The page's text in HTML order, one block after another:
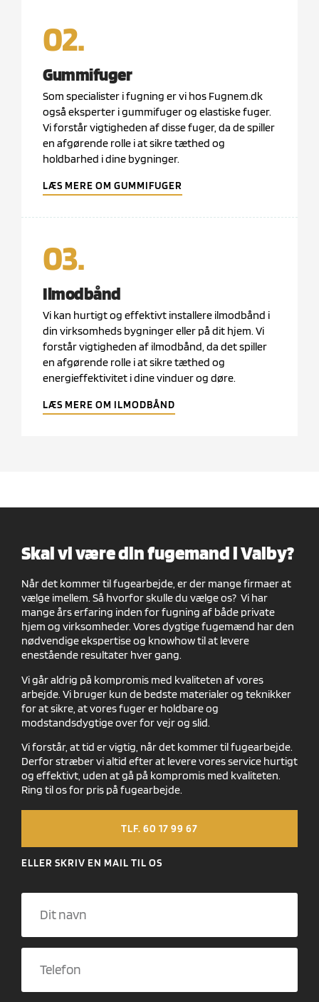
02.
Gummifuger
Som specialister i fugning er vi hos Fugnem.dk
også eksperter i gummifuger og elastiske fuger.
Vi forstår vigtigheden af disse fuger, da de spiller
en afgørende rolle i at sikre tæthed og
holdbarhed i dine bygninger.
LÆS MERE OM GUMMIFUGER
03.
Ilmodbånd
Vi kan hurtigt og effektivt installere ilmodbånd i
din virksomheds bygninger eller på dit hjem. Vi
forstår vigtigheden af ilmodbånd, da det spiller
en afgørende rolle i at sikre tæthed og
energieffektivitet i dine vinduer og døre.
LÆS MERE OM ILMODBÅND
Skal vi være din fugemand i Valby?
Når det kommer til fugearbejde, er der mange firmaer at
vælge imellem. Så hvorfor skulle du vælge os? Vi har
mange års erfaring inden for fugning af både private
hjem og virksomheder. Vores dygtige fugemænd har den
nødvendige ekspertise og knowhow til at levere
enestående resultater hver gang.
Vi går aldrig på kompromis med kvaliteten af vores
arbejde. Vi bruger kun de bedste materialer og teknikker
for at sikre, at vores fuger er holdbare og
modstandsdygtige over for vejr og slid.
Vi forstår, at tid er vigtig, når det kommer til fugearbejde.
Derfor stræber vi altid efter at levere vores service hurtigt
og effektivt, uden at gå på kompromis med kvaliteten.
Ring til os for pris på fugearbejde.
TLF. 60 17 99 67
ELLER SKRIV EN MAIL TIL OS